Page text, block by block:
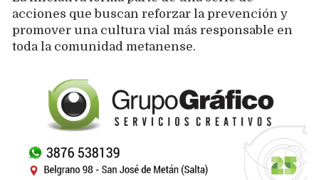
acciones que buscan reforzar la prevención y
promover una cultura vial más responsable en
toda la comunidad metanense.